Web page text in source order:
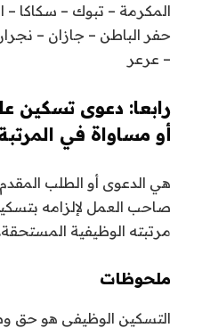
المكرمة – تبوك – سكاكا –
حفر الباطن – جازان –
– عرعر
رابعا: دعوى تسكين
أو مساواة في
هي الدعوى أو الطلب
صاحب العمل لإلزامه
مرتبته الوظيفية المستحقة.
ملحوظات
التسكين الوظيفي هو حق